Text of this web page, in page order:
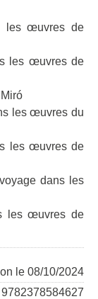
les œuvres de
les œuvres de
les œuvres du
les œuvres de
dans les
les œuvres de
le 08/10/2024
9782378584627